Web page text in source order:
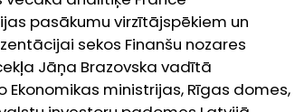
pasākumu virzītājspēkiem un
sekos Finanšu nozares
Jāņa Brazovska vadītā
ministrijas, Rīgas domes,